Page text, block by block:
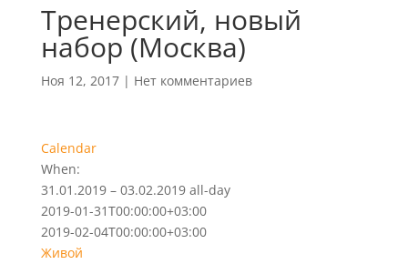
Тренерский, новый
набор (Москва)
Ноя 12, 2017| Нет комментариев
Calendar
When:
31.01.2019 – 03.02.2019 all-day
2019-01-31T00:00:00+03:00
2019-02-04T00:00:00+03:00
Живой